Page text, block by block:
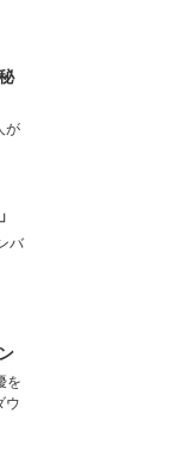
が
バ
を
ウ